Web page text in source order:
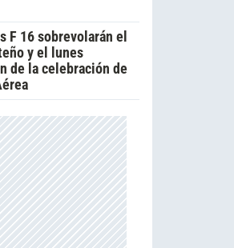
F 16 sobrevolarán el
y el lunes
de la celebración de